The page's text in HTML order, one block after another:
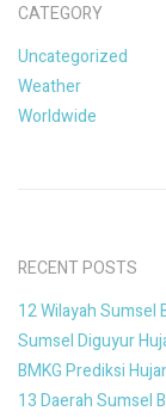
CATEGORY
Uncategorized
Weather
Worldwide
RECENT POSTS
12 Wilayah Sumsel
Sumsel Diguyur
BMKG Prediksi
13 Daerah Sumsel